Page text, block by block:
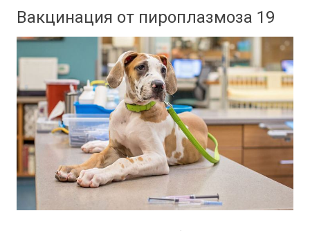
Вакцинация от пироплазмоза 19